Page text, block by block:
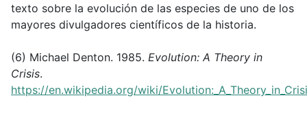
texto sobre la evolución de las especies de uno de los
mayores divulgadores científicos de la historia.
(6) Michael Denton. 1985. Evolution: A Theory in
Crisis.
https://en.wikipedia.org/wiki/